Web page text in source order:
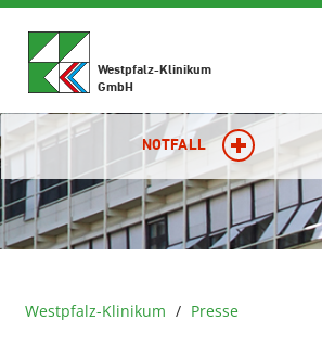
Westpfalz-Klinikum
GmbH
NOTFALL
Westpfalz-Klinikum / Presse